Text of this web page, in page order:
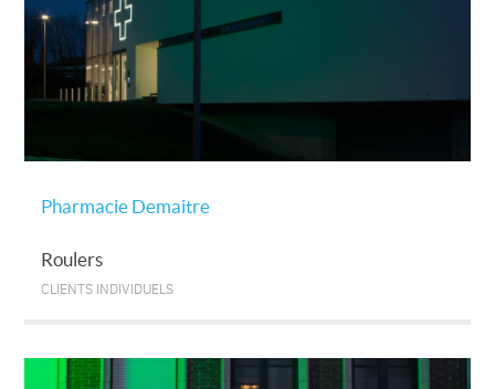
Pharmacie Demaitre
Roulers
CLIENTS INDIVIDUELS